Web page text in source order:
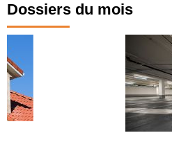
Dossiers du mois